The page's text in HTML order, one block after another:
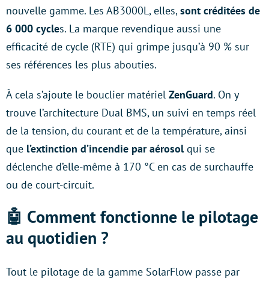
nouvelle gamme. Les AB3000L, elles,sont créditées de
6 000 cycles. La marque revendique aussi une
efficacité de cycle (RTE) qui grimpe jusqu’à 90 % sur
ses références les plus abouties.
À cela s’ajoute le bouclier matériel ZenGuard. On y
trouve l’architecture Dual BMS, un suivi en temps réel
de la tension, du courant et de la température, ainsi
que l’extinction d’incendie par aérosolqui se
déclenche d’elle-même à 170 °C en cas de surchauffe
ou de court-circuit.
🤖 Comment fonctionne le pilotage
au quotidien ?
Tout le pilotage de la gamme SolarFlow passe par